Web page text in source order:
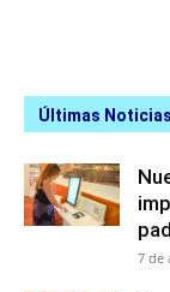
Últimas Noticias
7 de